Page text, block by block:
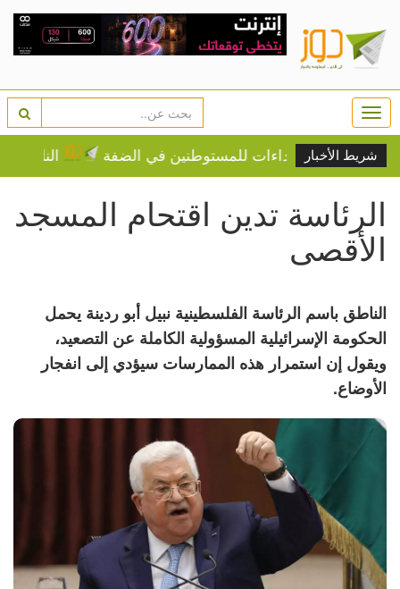
شريط الأخبار
واعتداءات للمستوطنين في الضفة النار تلاحق السكان.. 20 ألف شخص يخلون
الرئاسة تدين اقتحام المسجد
الأقصى
الناطق باسم الرئاسة الفلسطينية نبيل أبو ردينة يحمل
الحكومة الإسرائيلية المسؤولية الكاملة عن التصعيد،
ويقول إن استمرار هذه الممارسات سيؤدي إلى انفجار
الأوضاع.